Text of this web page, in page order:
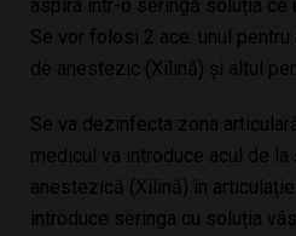
aspira într-o seringă soluția ce
Se vor folosi 2 ace: unul
de anestezic (Xilină) și altul
Se va dezinfecta zona
medicul va introduce acul de
anestezică (Xilină) în
introduce seringa cu soluția